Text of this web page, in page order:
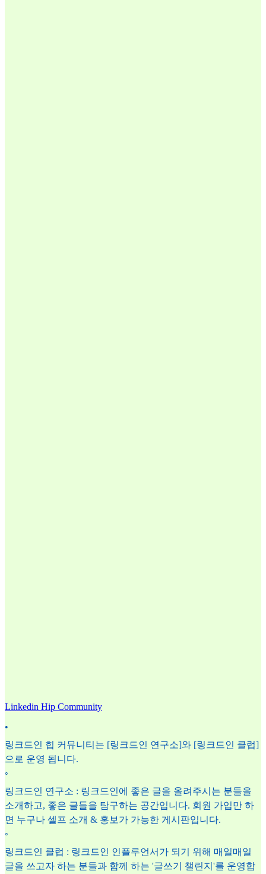
Linkedin Hip Community
•
링크드인 힙 커뮤니티는 [링크드인 연구소]와 [링크드인 클럽]
으로 운영 됩니다.
◦
링크드인 연구소 : 링크드인에 좋은 글을 올려주시는 분들을
소개하고, 좋은 글들을 탐구하는 공간입니다. 회원 가입만 하
면 누구나 셀프 소개 & 홍보가 가능한 게시판입니다.
◦
링크드인 클럽 : 링크드인 인플루언서가 되기 위해 매일매일
글을 쓰고자 하는 분들과 함께 하는 '글쓰기 챌린지'를 운영합